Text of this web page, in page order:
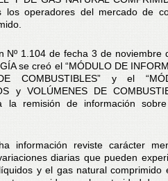
operadores del mercado de
Nº 1.104 de fecha 3 de noviembre
se creó el “MÓDULO DE
COMBUSTIBLES” y el
y VOLÚMENES DE
la remisión de información
información reviste carácter
diarias que pueden
y el gas natural comprimido